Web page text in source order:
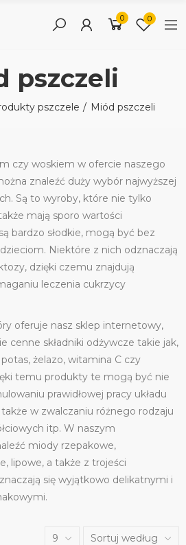
0 0
pszczeli
pszczele Miód pszczeli
czy woskiem w ofercie naszego
znaleźć duży wybór najwyższej
Są to wyroby, które nie tylko
mają sporo wartości
bardzo słodkie, mogą być bez
Niektóre z nich odznaczają
dzięki czemu znajdują
leczenia cukrzycy
oferuje nasz sklep internetowy,
cenne składniki odżywcze takie jak,
żelazo, witamina C czy
temu produkty te mogą być nie
prawidłowej pracy układu
w zwalczaniu różnego rodzaju
itp. W naszym
miody rzepakowe,
lipowe, a także z trojeści
się wyjątkowo delikatnymi i
9 Sortuj według